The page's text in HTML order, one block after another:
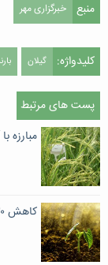
منبع خبرگزاری مهر
کلیدواژه: گیلان
پست های مرتبط
مبارزه
کاهش ۲۰ درصدی بارش ها در مازندران